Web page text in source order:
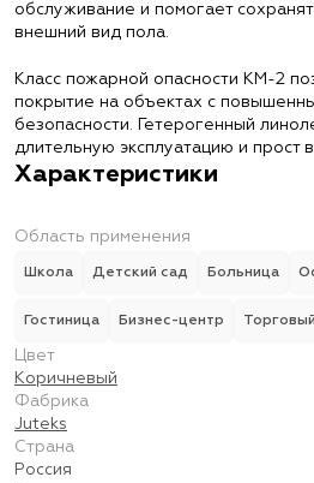
обслуживание и помогает
внешний вид пола.
Класс пожарной опасности КМ-2
покрытие на объектах с
безопасности. Гетерогенный
длительную эксплуатацию и прост
Характеристики
Область применения
Школа Детский сад Больница
Гостиница Бизнес-центр
Цвет
Коричневый
Фабрика
Juteks
Страна
Россия